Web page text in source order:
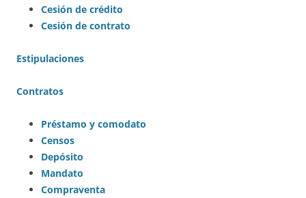
Cesión de crédito
Cesión de contrato
Estipulaciones
Contratos
Préstamo y comodato
Censos
Depósito
Mandato
Compraventa